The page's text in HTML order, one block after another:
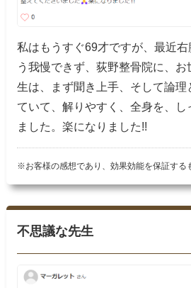
私はもうすぐ69才ですが、最近
う我慢できず、荻野整骨院に、
生は、まず聞き上手、そして論
ていて、解りやすく、全身を、
ました。楽になりました!!
※お客様の感想であり、効果効能を保証する
不思議な先生